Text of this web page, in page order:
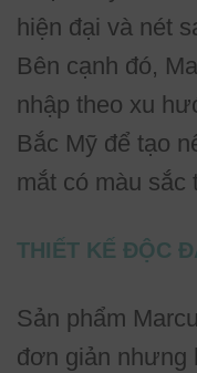
hiện đại và nét
Bên cạnh đó,
nhập theo xu
Bắc Mỹ để tạo
mắt có màu sắc
THIẾT KẾ ĐỘC
Sản phẩm
đơn giản nhưng